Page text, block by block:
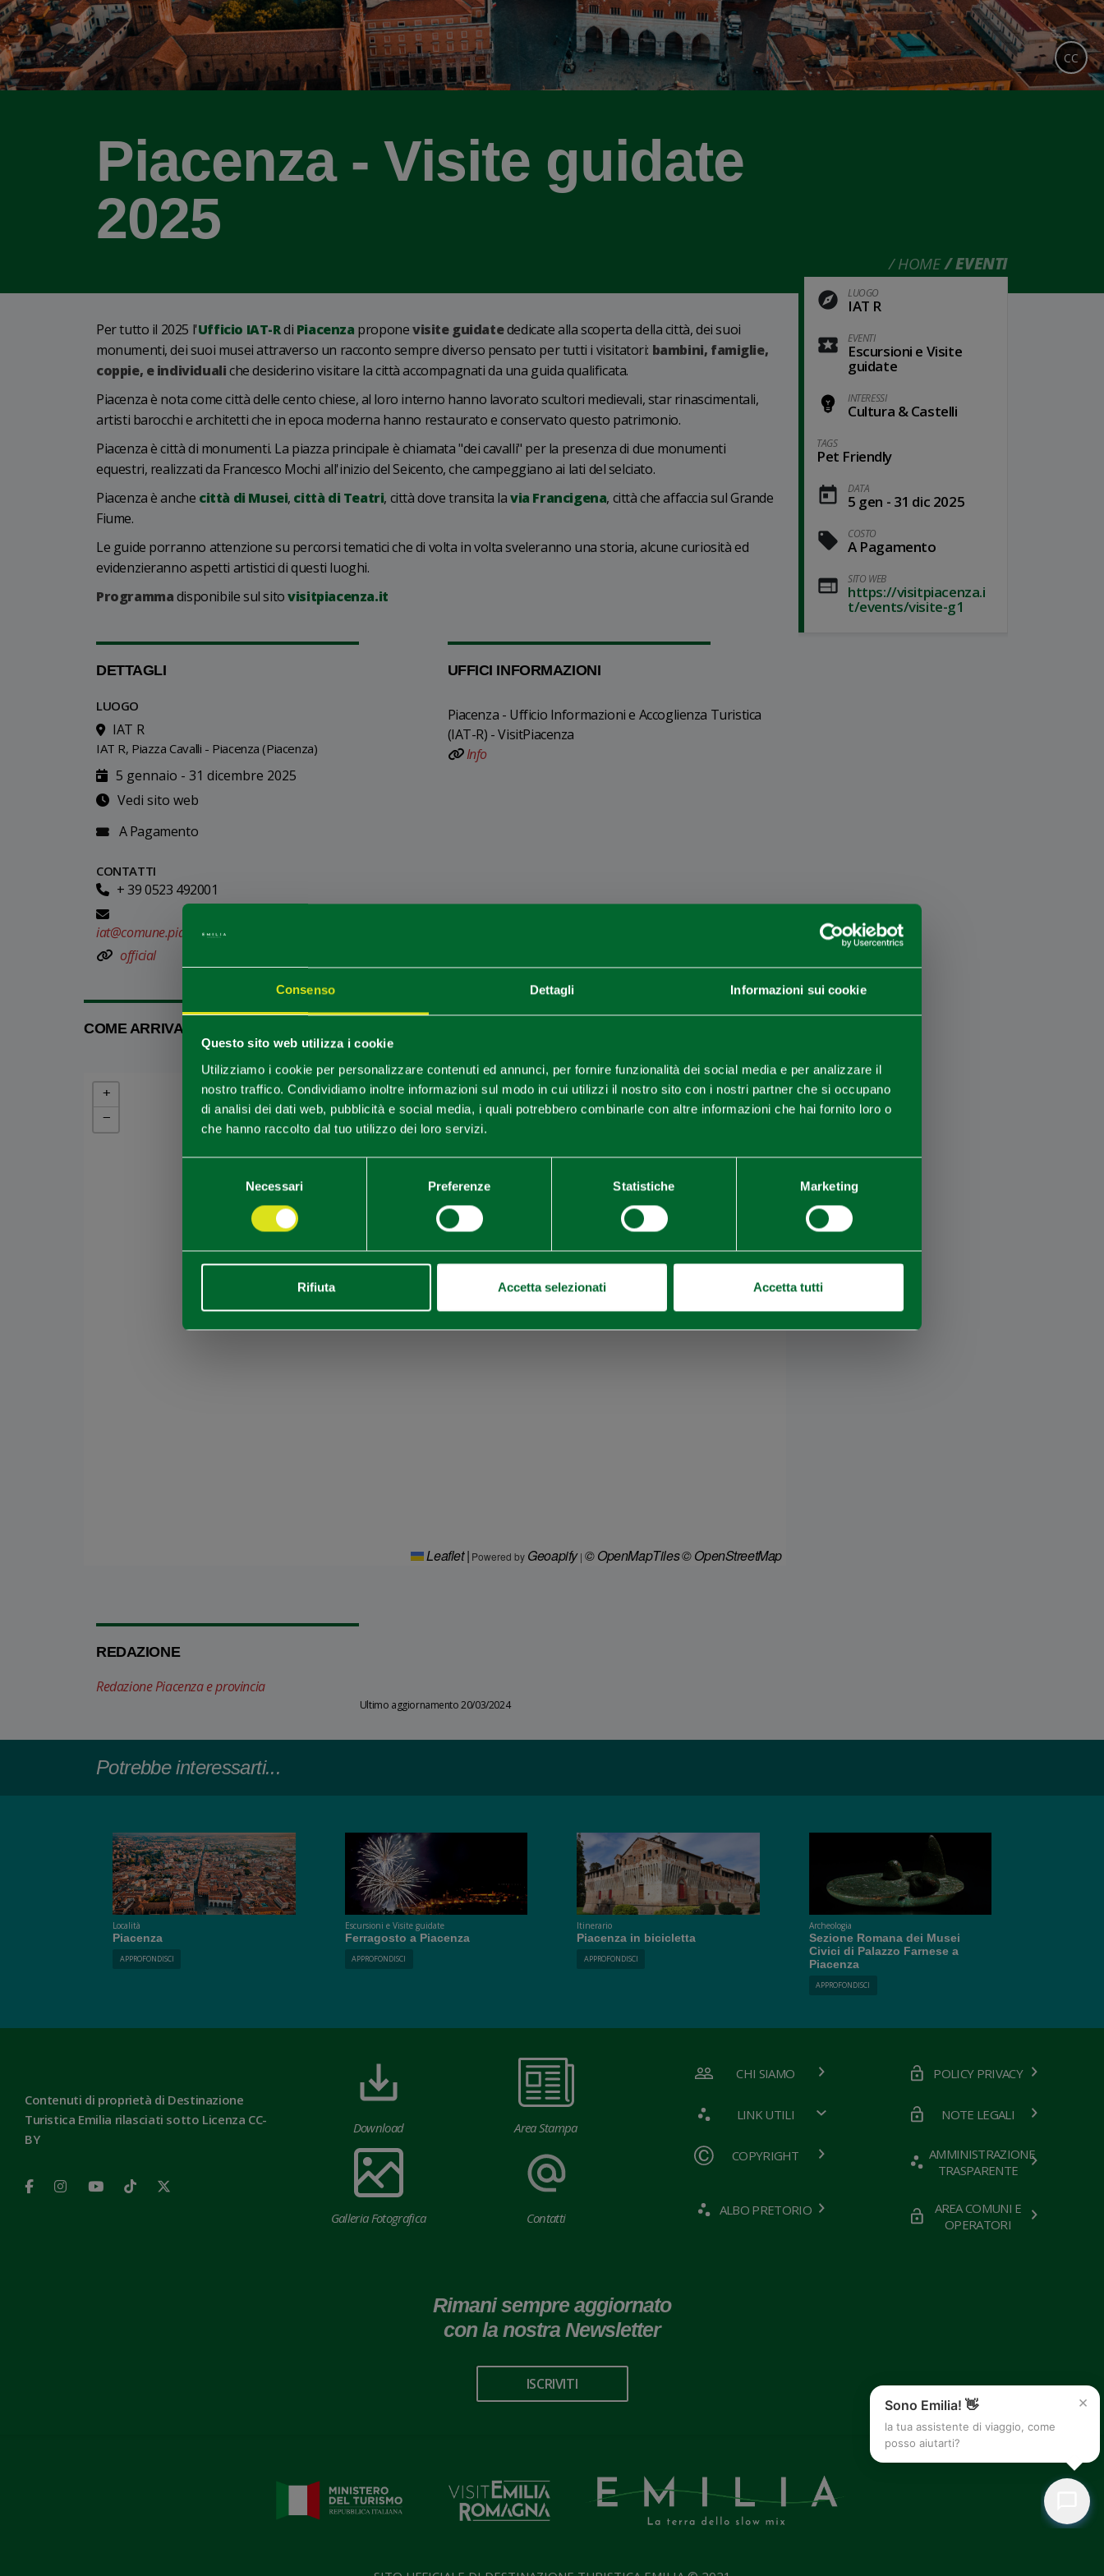
Consenso Dettagli Informazioni sui cookie
Questo sito web utilizza i cookie
Utilizziamo i cookie per personalizzare contenuti ed annunci, per fornire funzionalità dei social media e per analizzare il
nostro traffico. Condividiamo inoltre informazioni sul modo in cui utilizzi il nostro sito con i nostri partner che si occupano
di analisi dei dati web, pubblicità e social media, i quali potrebbero combinarle con altre informazioni che hai fornito loro o
che hanno raccolto dal tuo utilizzo dei loro servizi.
Necessari Preferenze Statistiche Marketing
Rifiuta Accetta selezionati Accetta tutti
Piacenza - Visite guidate
2025
HOME EVENTI
CC
LUOGO
IAT R
EVENTI
Escursioni e Visite
guidate
INTERESSI
Cultura & Castelli
TAGS
Pet Friendly
DATA
5 gen - 31 dic 2025
COSTO
A Pagamento
SITO WEB
https://visitpiacenza.i
t/events/visite-g1
Per tutto il 2025 l'Ufficio IAT-Rdi Piacenza proponevisite guidatededicate alla scoperta della città, dei suoi
monumenti, dei suoi musei attraverso un racconto sempre diverso pensato per tutti i visitatori: bambini, famiglie,
coppie, e individualiche desiderino visitare la città accompagnati da una guida qualificata.
Piacenza è nota come città delle cento chiese, al loro interno hanno lavorato scultori medievali, star rinascimentali,
artisti barocchi e architetti che in epoca moderna hanno restaurato e conservato questo patrimonio.
Piacenza è città di monumenti. La piazza principale è chiamata "dei cavalli" per la presenza di due monumenti
equestri, realizzati da Francesco Mochi all'inizio del Seicento, che campeggiano ai lati del selciato.
Piacenza è anche città di Musei, città di Teatri, città dove transita lavia Francigena, città che affaccia sul Grande
Fiume.
Le guide porranno attenzione su percorsi tematici che di volta in volta sveleranno una storia, alcune curiosità ed
evidenzieranno aspetti artistici di questi luoghi.
Programmadisponibile sul sitovisitpiacenza.it
DETTAGLI
LUOGO
IAT R
IAT R, Piazza Cavalli - Piacenza (Piacenza)
5 gennaio - 31 dicembre 2025
Vedi sito web
A Pagamento
CONTATTI
+ 39 0523 492001
iat@comune.piacenza.it
official
UFFICI INFORMAZIONI
Piacenza - Ufficio Informazioni e Accoglienza Turistica
(IAT-R) - VisitPiacenza
Info
COME ARRIVARE
+
−
Leaflet| Powered by Geoapify| © OpenMapTiles© OpenStreetMap
REDAZIONE
Redazione Piacenza e provincia
Ultimo aggiornamento 20/03/2024
Potrebbe interessarti...
Località
Piacenza
APPROFONDISCI
Escursioni e Visite guidate
Ferragosto a Piacenza
APPROFONDISCI
Itinerario
Piacenza in bicicletta
APPROFONDISCI
Archeologia
Sezione Romana dei Musei
Civici di Palazzo Farnese a
Piacenza
APPROFONDISCI
Contenuti di proprietà di Destinazione
Turistica Emilia rilasciati sotto Licenza CC-
BY
Download Area Stampa
Galleria Fotografica Contatti
CHI SIAMO POLICY PRIVACY
LINK UTILI NOTE LEGALI
COPYRIGHT
AMMINISTRAZIONE
TRASPARENTE
ALBO PRETORIO
AREA COMUNI E
OPERATORI
Rimani sempre aggiornato
con la nostra Newsletter
ISCRIVITI
×
Per rimanere aggiornato
SCOPRI TUTTI GLI EVENTI
ISCRIVITI ALLA NEWSLETTER
×
Sono Emilia! 👋
la tua assistente di viaggio, come
posso aiutarti?